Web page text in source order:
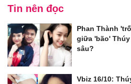
Tin nên đọc
Phan Thành
giữa 'bão'
sâu?
Vbiz 16/10: